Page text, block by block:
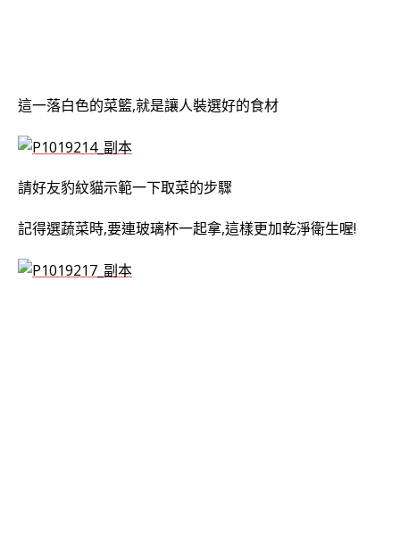
這一落白色的菜籃,就是讓人裝選好的食材
請好友豹紋貓示範一下取菜的步驟
記得選蔬菜時,要連玻璃杯一起拿,這樣更加乾淨衛生喔!